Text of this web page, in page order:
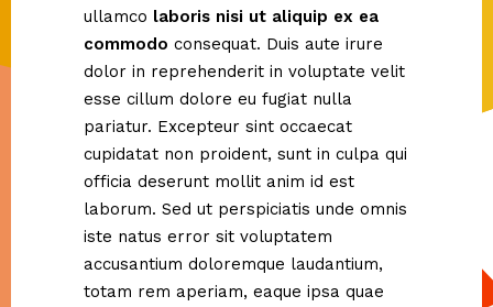
ullamco laboris nisi ut aliquip ex ea
commodo consequat. Duis aute irure
dolor in reprehenderit in voluptate velit
esse cillum dolore eu fugiat nulla
pariatur. Excepteur sint occaecat
cupidatat non proident, sunt in culpa qui
officia deserunt mollit anim id est
laborum. Sed ut perspiciatis unde omnis
iste natus error sit voluptatem
accusantium doloremque laudantium,
totam rem aperiam, eaque ipsa quae